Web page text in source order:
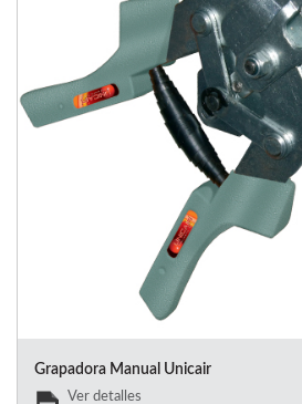
Grapadora Manual Unicair
Ver detalles